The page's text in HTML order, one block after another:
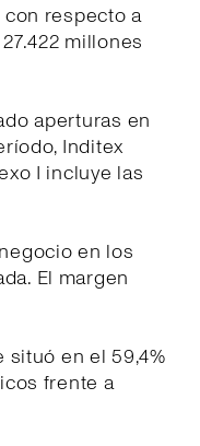
con respecto a
millones
aperturas en
Inditex
I incluye las
en los
El margen
situó en el 59,4%
frente a